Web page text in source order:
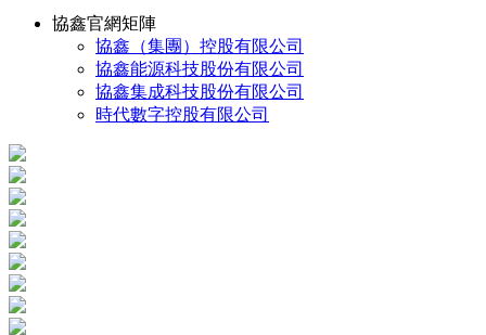
協鑫官網矩陣
協鑫（集團）控股有限公司
協鑫能源科技股份有限公司
協鑫集成科技股份有限公司
時代數字控股有限公司